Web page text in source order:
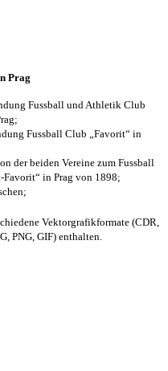
Prag
Fussball und Athletik Club
Fussball Club „Favorit“ in
der beiden Vereine zum Fussball
Favorit“ in Prag von 1898;
Vektorgrafikformate (CDR,
PNG, GIF) enthalten.